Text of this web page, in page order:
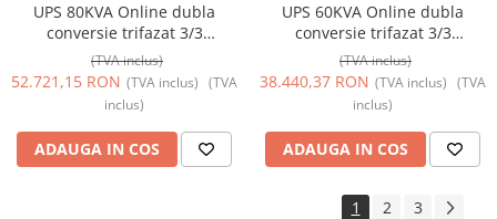
UPS 80KVA Online dubla
conversie trifazat 3/3
management intrare/iesire
regleta (FARA ACUMULATORI)
TED Electric TED004710
(TVA inclus)
52.721,15 RON (TVA inclus) (TVA
inclus)
ADAUGA IN COS
UPS 60KVA Online dubla
conversie trifazat 3/3
management intrare/iesire
regleta (FARA ACUMULATORI)
TED Electric TED004703
(TVA inclus)
38.440,37 RON (TVA inclus) (TVA
inclus)
ADAUGA IN COS
1 2 3